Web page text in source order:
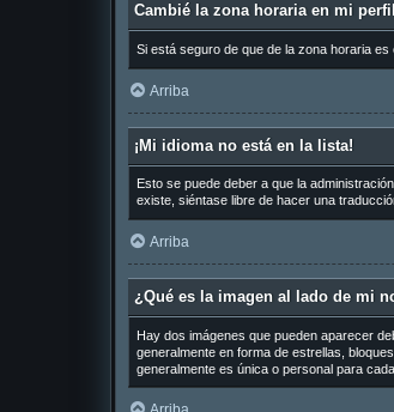
Cambié la zona horaria en mi
Si está seguro de que de la zona horaria
Arriba
¡Mi idioma no está en la lista!
Esto se puede deber a que la
existe, siéntase libre de hacer una
Arriba
¿Qué es la imagen al lado de mi
Hay dos imágenes que pueden aparecer
generalmente en forma de estrellas,
generalmente es única o personal para